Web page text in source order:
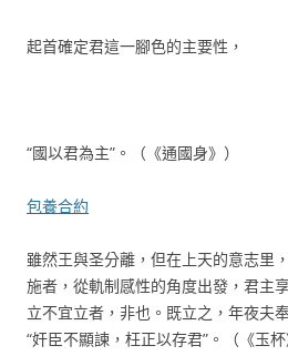
起首確定君這一腳色的主要性，
“國以君為主”。（《通國身》）
包養合約
雖然王與圣分離，但在上天的意志里
施者，從軌制感性的角度出發，君主
立不宜立者，非也。既立之，年夜夫
“奸臣不顯諫，枉正以存君”。（《玉杯